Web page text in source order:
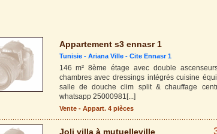
Appartement s3 ennasr 1
Tunisie - Ariana Ville- Cite Ennasr 1
146 m² 8ème étage avec double
chambres avec dressings intégrés cuisine
salle de douche clim split & chauffage
whatsapp 25000981 [...]
Vente - Appart. 4 pièces
Joli villa à mutuelleville